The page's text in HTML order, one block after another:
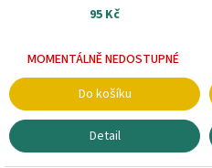
95 Kč
MOMENTÁLNĚ NEDOSTUPNÉ
Do košíku
Detail